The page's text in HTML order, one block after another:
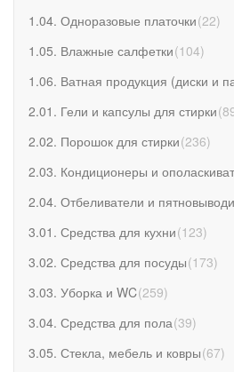
1.04. Одноразовые платочки(22)
1.05. Влажные салфетки(104)
1.06. Ватная продукция (диски и
2.01. Гели и капсулы для стирки(
2.02. Порошок для стирки(236)
2.03. Кондиционеры и
2.04. Отбеливатели и
3.01. Средства для кухни(123)
3.02. Средства для посуды(173)
3.03. Уборка и WC(259)
3.04. Средства для пола(39)
3.05. Стекла, мебель и ковры(67)